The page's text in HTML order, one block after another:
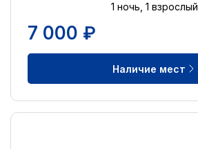
1 ночь, 1 взрослый
7 000 ₽
Наличие мест